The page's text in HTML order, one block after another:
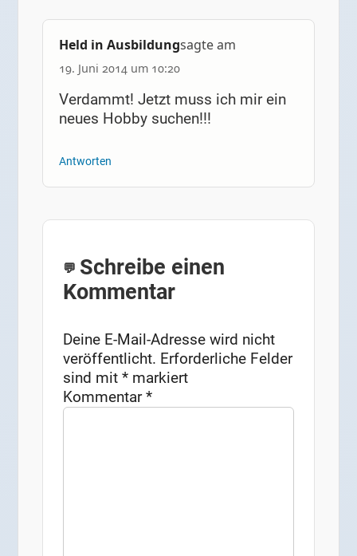
Held in Ausbildungsagte am
19. Juni 2014 um 10:20
Verdammt! Jetzt muss ich mir ein
neues Hobby suchen!!!
Antworten
Schreibe einen
Kommentar
Deine E-Mail-Adresse wird nicht
veröffentlicht. Erforderliche Felder
sind mit* markiert
Kommentar*